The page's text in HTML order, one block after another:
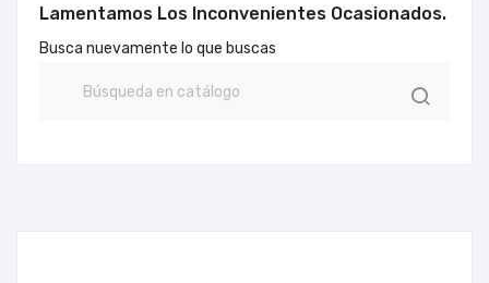
Lamentamos Los Inconvenientes Ocasionados.
Busca nuevamente lo que buscas